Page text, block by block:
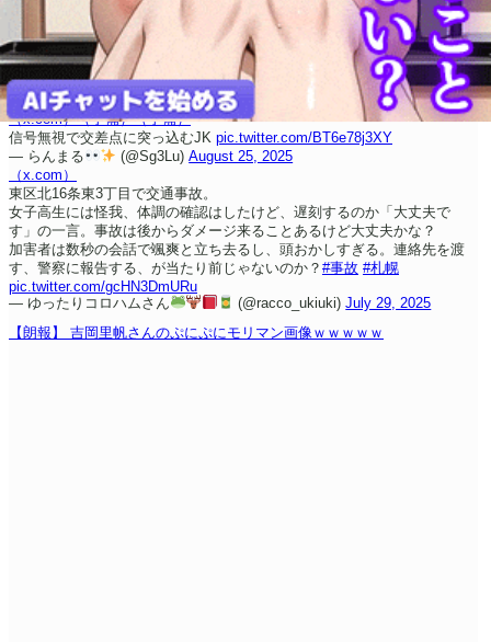
（x.com）（予備）（予備）
信号無視で交差点に突っ込むJK pic.twitter.com/BT6e78j3XY
— らんまる
(@Sg3Lu)August 25, 2025
（x.com）
東区北16条東3丁目で交通事故。
女子高生には怪我、体調の確認はしたけど、遅刻するのか「大丈夫で
す」の一言。 事故は後からダメージ来ることあるけど大丈夫かな？
加害者は数秒の会話で颯爽と立ち去るし、頭おかしすぎる。 連絡先を渡
す、警察に報告する、が当たり前じゃないのか？ #事故 #札幌
pic.twitter.com/gcHN3DmURu
— ゆったりコロハムさん
(@racco_ukiuki)July 29, 2025
【朗報】 吉岡里帆さんのぷにぷにモリマン画像ｗｗｗｗｗ